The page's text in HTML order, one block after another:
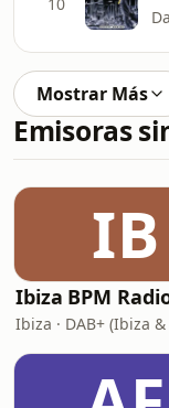
Mostrar Más
Emisoras
IB
Ibiza BPM